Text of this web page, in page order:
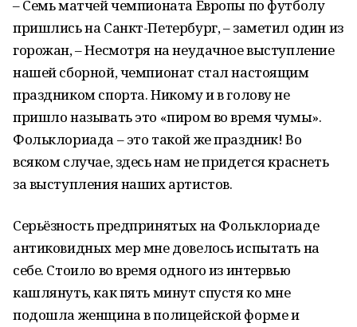
– Семь матчей чемпионата Европы по футболу
пришлись на Санкт-Петербург, – заметил один из
горожан, – Несмотря на неудачное выступление
нашей сборной, чемпионат стал настоящим
праздником спорта. Никому и в голову не
пришло называть это «пиром во время чумы».
Фольклориада – это такой же праздник! Во
всяком случае, здесь нам не придется краснеть
за выступления наших артистов.
Серьёзность предпринятых на Фольклориаде
антиковидных мер мне довелось испытать на
себе. Стоило во время одного из интервью
кашлянуть, как пять минут спустя ко мне
подошла женщина в полицейской форме и